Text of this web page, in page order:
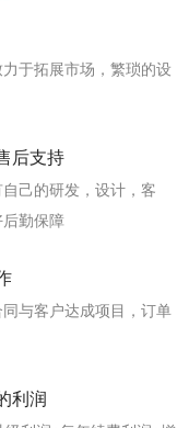
于拓展市场，繁琐的设
后支持
己的研发，设计，客
勤保障
与客户达成项目，订单
利润